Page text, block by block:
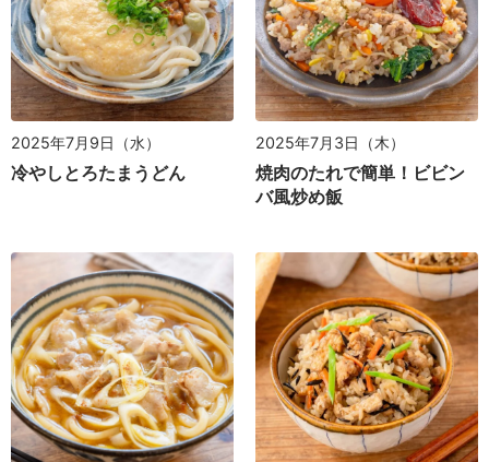
2025年7月9日（水）
冷やしとろたまうどん
2025年7月3日（木）
焼肉のたれで簡単！ビビン
バ風炒め飯